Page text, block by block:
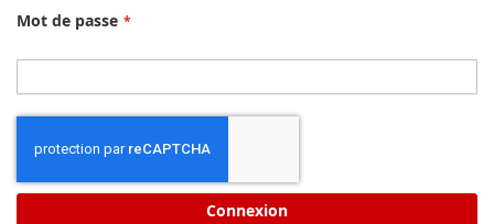
Mot de passe
Connexion